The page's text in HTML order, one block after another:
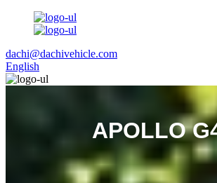
dachi@dachivehicle.com
English
APOLLO